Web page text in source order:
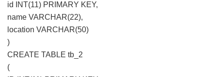
id INT(11) PRIMARY KEY,
name VARCHAR(22),
location VARCHAR(50)
)
CREATE TABLE tb_2
(